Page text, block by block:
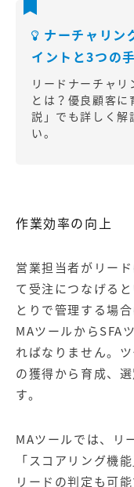
ナーチャリン
イントと3つの
リードナーチャ
とは？優良顧客
説 」でも詳しく
い。
作業効率の向上
営業担当者がリー
て受注につなげる
とりで管理する場
MAツールからSFA
ればなりません。
の獲得から育成、
す。
MAツールでは、リ
「スコアリング機
リードの判定も可